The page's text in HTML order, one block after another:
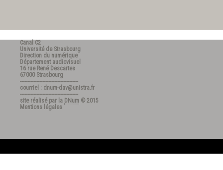
Canal C2
Université de Strasbourg
Direction du numérique
Département audiovisuel
16 rue René Descartes
67000 Strasbourg
---------------------------------------
courriel : dnum-dav@unistra.fr
---------------------------------------
site réalisé par la DNum © 2015
Mentions légales